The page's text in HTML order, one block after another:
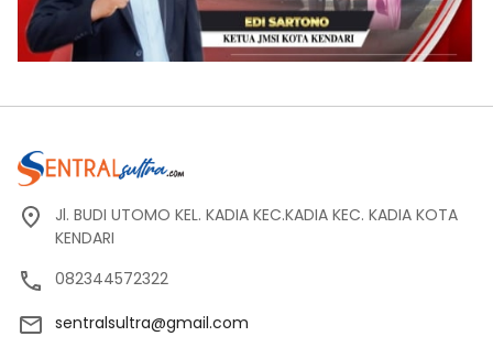
Jl. BUDI UTOMO KEL. KADIA KEC.KADIA KEC. KADIA KOTA
KENDARI
082344572322
sentralsultra@gmail.com